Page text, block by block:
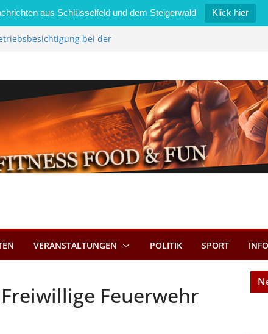
aus Schlüsselfeld und dem Steigerwald Klick hier
bei der
Online-Anmeldung für
600 Euro
VERANSTALTUNGEN POLITIK SPORT
Feuerwehr